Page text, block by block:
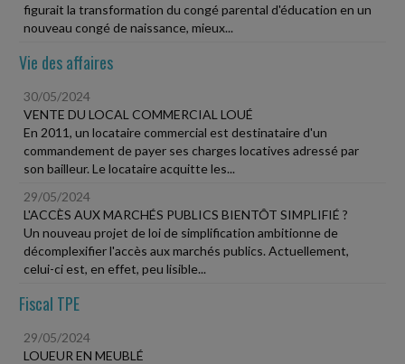
figurait la transformation du congé parental d'éducation en un
nouveau congé de naissance, mieux...
Vie des affaires
30/05/2024
VENTE DU LOCAL COMMERCIAL LOUÉ
En 2011, un locataire commercial est destinataire d'un
commandement de payer ses charges locatives adressé par
son bailleur. Le locataire acquitte les...
29/05/2024
L'ACCÈS AUX MARCHÉS PUBLICS BIENTÔT SIMPLIFIÉ ?
Un nouveau projet de loi de simplification ambitionne de
décomplexifier l'accès aux marchés publics. Actuellement,
celui-ci est, en effet, peu lisible...
Fiscal TPE
29/05/2024
LOUEUR EN MEUBLÉ